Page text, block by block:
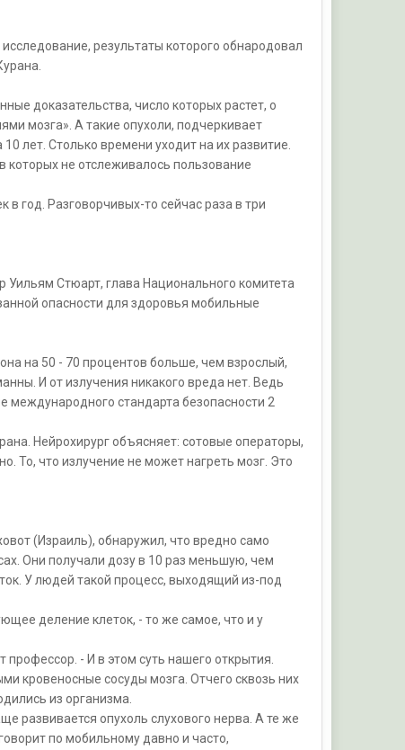
результаты которого обнародовал
доказательства, число которых растет, о
мозга». А такие опухоли, подчеркивает
лет. Столько времени уходит на их развитие.
которых не отслеживалось пользование
год. Разговорчивых-то сейчас раза в три
Уильям Стюарт, глава Национального комитета
опасности для здоровья мобильные
на 50 - 70 процентов больше, чем взрослый,
И от излучения никакого вреда нет. Ведь
международного стандарта безопасности 2
Нейрохирург объясняет: сотовые операторы,
То, что излучение не может нагреть мозг. Это
(Израиль), обнаружил, что вредно само
Они получали дозу в 10 раз меньшую, чем
У людей такой процесс, выходящий из-под
деление клеток, - то же самое, что и у
профессор. - И в этом суть нашего открытия.
кровеносные сосуды мозга. Отчего сквозь них
из организма.
развивается опухоль слухового нерва. А те же
по мобильному давно и часто,